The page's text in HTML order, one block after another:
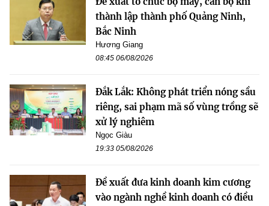
thành lập thành phố Quảng Ninh,
Bắc Ninh
Hương Giang
08:45 06/08/2026
Đắk Lắk: Không phát triển nóng sầu
riêng, sai phạm mã số vùng trồng sẽ
xử lý nghiêm
Ngọc Giàu
19:33 05/08/2026
Đề xuất đưa kinh doanh kim cương
vào ngành nghề kinh doanh có điều